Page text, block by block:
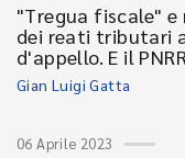
"Tregua fiscale"
dei reati tributari
d'appello. E il
Gian Luigi Gatta
06 Aprile 2023